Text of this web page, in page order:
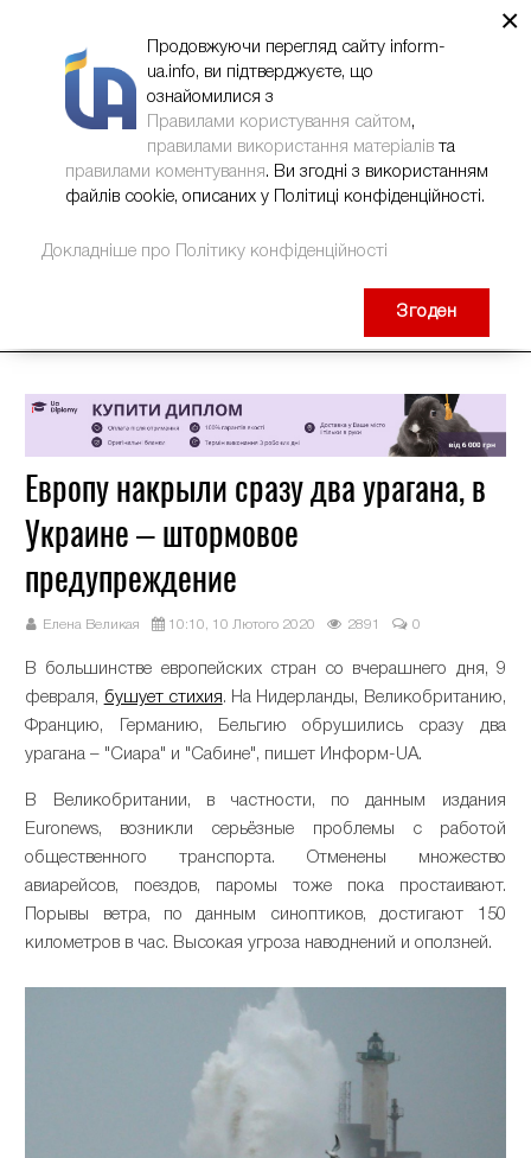
Европу накрыли сразу два урагана, в
Украине – штормовое
предупреждение
Елена Великая 10:10, 10 Лютого 2020 2891 0
В большинстве европейских стран со вчерашнего дня, 9
февраля, бушует стихия. На Нидерланды, Великобританию,
Францию, Германию, Бельгию обрушились сразу два
урагана – "Сиара" и "Сабине", пишет Информ-UA.
В Великобритании, в частности, по данным издания
Euronews, возникли серьёзные проблемы с работой
общественного транспорта. Отменены множество
авиарейсов, поездов, паромы тоже пока простаивают.
Порывы ветра, по данным синоптиков, достигают 150
километров в час. Высокая угроза наводнений и оползней.
×
Продовжуючи перегляд сайту inform-
ua.info, ви підтверджуєте, що
ознайомилися з
Правилами користування сайтом,
правилами використання матеріалів та
правилами коментування. Ви згодні з використанням
файлів cookie, описаних у Політиці конфіденційності.
Докладніше про Політику конфіденційності
Згоден